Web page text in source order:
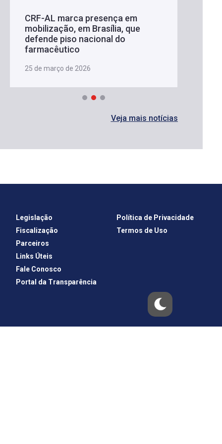
CRF-AL marca presença em
mobilização, em Brasília, que
defende piso nacional do
farmacêutico
25 de março de 2026
Veja mais notícias
Legislação
Fiscalização
Parceiros
Links Úteis
Fale Conosco
Portal da Transparência
Política de Privacidade
Termos de Uso